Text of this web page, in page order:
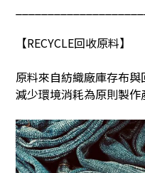
【RECYCLE回收原料】
原料來自紡織廠庫存布
減少環境消耗為原則製作